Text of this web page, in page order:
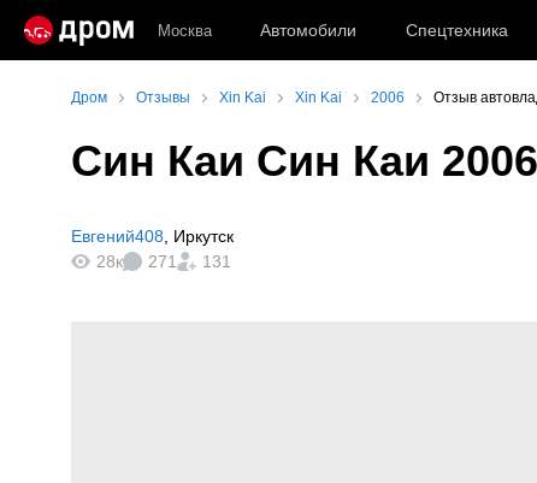
Москва Автомобили Спецтехника
Дром Отзывы Xin Kai Xin Kai 2006 Отзыв
Син Каи Син Каи 2006
Евгений408
Иркутск
28к
271 131